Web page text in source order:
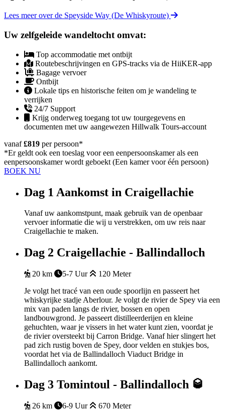
Lees meer over de Speyside Way (De Whiskyroute)
Uw zelfgeleide wandeltocht omvat:
Top accommodatie met ontbijt
Routebeschrijvingen en GPS-tracks via de HiiKER-app
Bagage vervoer
Ontbijt
Lokale tips en historische feiten om je wandeling te
verrijken
24/7 Support
Krijg onderweg toegang tot uw tourgegevens en
documenten met uw aangewezen Hillwalk Tours-account
vanaf£819 per persoon*
*Er geldt ook een toeslag voor een eenpersoonskamer als een
eenpersoonskamer wordt geboekt (Een kamer voor één persoon)
BOEK NU
Dag 1 Aankomst in Craigellachie
Vanaf uw aankomstpunt, maak gebruik van de openbaar
vervoer informatie die wij u verstrekken, om uw reis naar
Craigellachie te maken.
Dag 2 Craigellachie - Ballindalloch
20 km 5-7 Uur
120 Meter
Je volgt het tracé van een oude spoorlijn en passeert het
whiskyrijke stadje Aberlour. Je volgt de rivier de Spey via een
mix van paden langs de rivier, bossen en open
landbouwgrond. Je passeert distilleerderijen en kleine
gehuchten, waar je vissers in het water kunt zien, voordat je
de rivier oversteekt bij Carron Bridge. Vanaf hier slingert het
pad zich rustig boven de Spey, door velden en stukjes bos,
voordat het via de Ballindalloch Viaduct Bridge in
Ballindalloch aankomt.
Dag 3 Tomintoul - Ballindalloch 🥃
26 km 6-9 Uur
670 Meter